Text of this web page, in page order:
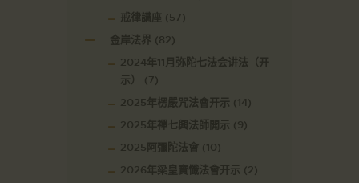
戒律講座 (57)
金岸法界 (82)
2024年11月弥陀七法会讲法（开
示）
(7)
2025年楞嚴咒法會开示 (14)
2025年禪七興法師開示 (9)
2025阿彌陀法會 (10)
2026年梁皇寶懺法會开示 (2)